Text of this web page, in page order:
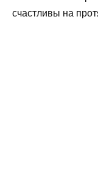
счастливы на